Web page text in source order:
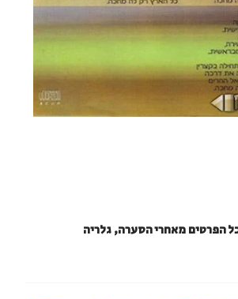
הפרטים מאחרי הסערה, גלריה